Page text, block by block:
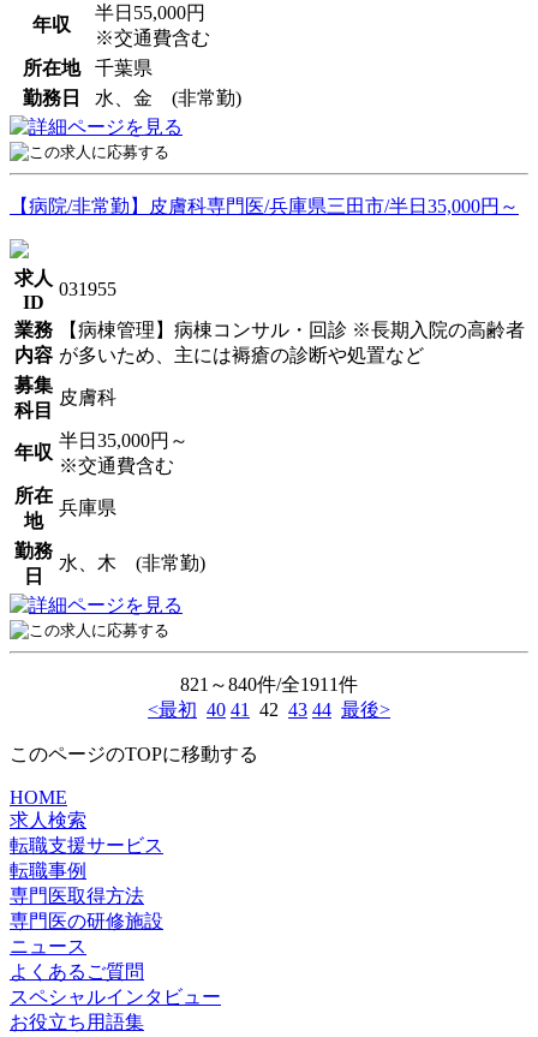
年収
半日55,000円
※交通費含む
所在地
千葉県
勤務日
水、金 (非常勤)
【病院/非常勤】皮膚科専門医/兵庫県三田市/半日35,000円～
求人
ID
031955
業務
内容
【病棟管理】病棟コンサル・回診 ※長期入院の高齢者
が多いため、主には褥瘡の診断や処置など
募集
科目
皮膚科
年収
半日35,000円～
※交通費含む
所在
地
兵庫県
勤務
日
水、木 (非常勤)
821～840件/全1911件
<最初 40 41 42 43 44 最後>
このページのTOPに移動する
HOME
求人検索
転職支援サービス
転職事例
専門医取得方法
専門医の研修施設
ニュース
よくあるご質問
スペシャルインタビュー
お役立ち用語集